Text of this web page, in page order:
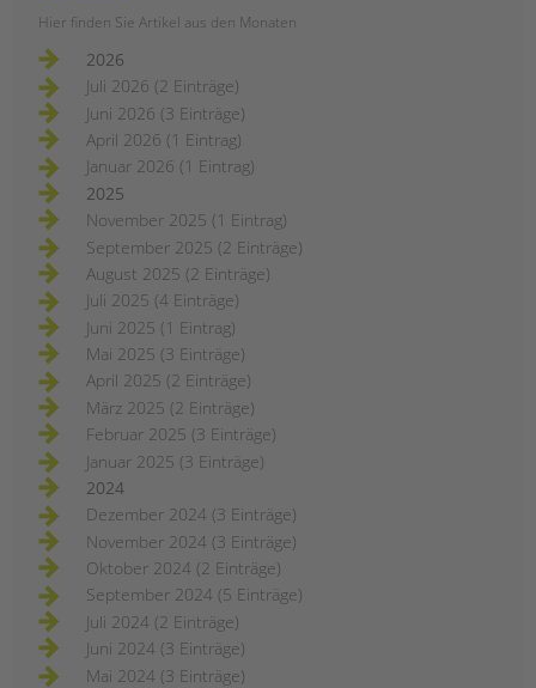
Hier finden Sie Artikel aus den Monaten
2026
Juli 2026 (2 Einträge)
Juni 2026 (3 Einträge)
April 2026 (1 Eintrag)
Januar 2026 (1 Eintrag)
2025
November 2025 (1 Eintrag)
September 2025 (2 Einträge)
August 2025 (2 Einträge)
Juli 2025 (4 Einträge)
Juni 2025 (1 Eintrag)
Mai 2025 (3 Einträge)
April 2025 (2 Einträge)
März 2025 (2 Einträge)
Februar 2025 (3 Einträge)
Januar 2025 (3 Einträge)
2024
Dezember 2024 (3 Einträge)
November 2024 (3 Einträge)
Oktober 2024 (2 Einträge)
September 2024 (5 Einträge)
Juli 2024 (2 Einträge)
Juni 2024 (3 Einträge)
Mai 2024 (3 Einträge)